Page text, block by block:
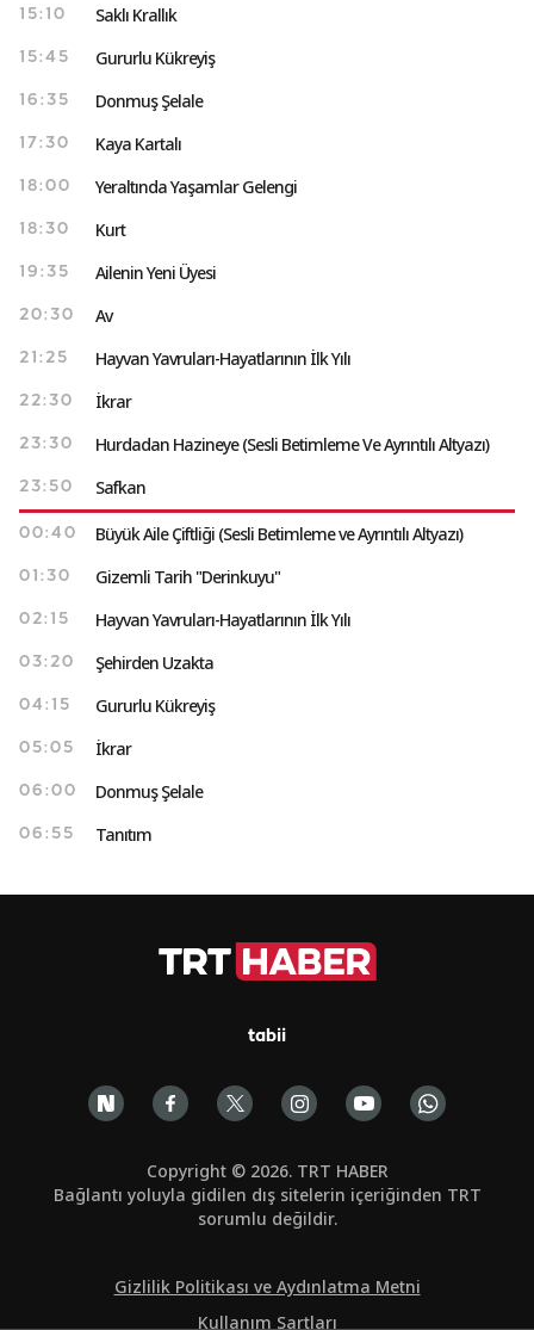
15:10 Saklı Krallık
15:45 Gururlu Kükreyiş
16:35 Donmuş Şelale
17:30 Kaya Kartalı
18:00 Yeraltında Yaşamlar Gelengi
18:30 Kurt
19:35 Ailenin Yeni Üyesi
20:30 Av
21:25 Hayvan Yavruları-Hayatlarının İlk Yılı
22:30 İkrar
23:30 Hurdadan Hazineye (Sesli Betimleme Ve Ayrıntılı Altyazı)
23:50 Safkan
00:40 Büyük Aile Çiftliği (Sesli Betimleme ve Ayrıntılı Altyazı)
01:30 Gizemli Tarih "Derinkuyu"
02:15 Hayvan Yavruları-Hayatlarının İlk Yılı
03:20 Şehirden Uzakta
04:15 Gururlu Kükreyiş
05:05 İkrar
06:00 Donmuş Şelale
06:55 Tanıtım
tabii
Copyright © 2026. TRT HABER
Bağlantı yoluyla gidilen dış sitelerin içeriğinden TRT
sorumlu değildir.
Gizlilik Politikası ve Aydınlatma Metni
Kullanım Şartları